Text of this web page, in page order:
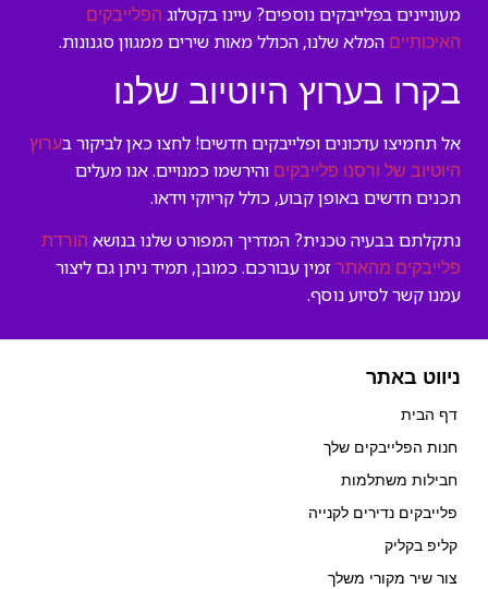
מעוניינים בפלייבקים נוספים? עיינו בקטלוג הפלייבקים
האיכותיים המלא שלנו, הכולל מאות שירים ממגוון סגנונות.
בקרו בערוץ היוטיוב שלנו
אל תחמיצו עדכונים ופלייבקים חדשים! לחצו כאן לביקור בערוץ
היוטיוב של ורסנו פלייבקים והירשמו כמנויים. אנו מעלים
תכנים חדשים באופן קבוע, כולל קריוקי וידאו.
נתקלתם בבעיה טכנית? המדריך המפורט שלנו בנושא הורדת
פלייבקים מהאתר זמין עבורכם. כמובן, תמיד ניתן גם ליצור
עמנו קשר לסיוע נוסף.
ניווט באתר
דף הבית
חנות הפלייבקים שלך
חבילות משתלמות
פלייבקים נדירים לקנייה
קליפ בקליק
צור שיר מקורי משלך